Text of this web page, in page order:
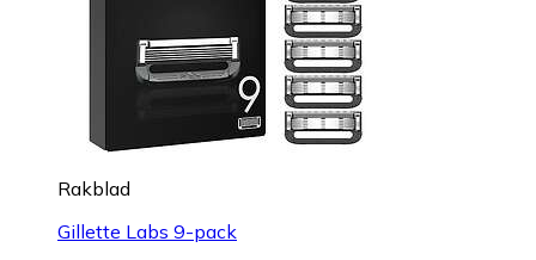
Rakblad
Gillette Labs 9-pack